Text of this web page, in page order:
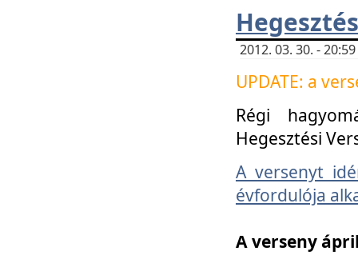
2012. 03. 30. -
UPDATE: a
Régi
Hegesztési
A versenyt
évfordulója
A verseny